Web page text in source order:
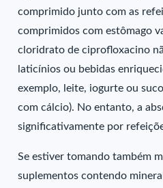
comprimido junto com as
comprimidos com estômago
cloridrato de ciprofloxacino
laticínios ou bebidas
exemplo, leite, iogurte ou
com cálcio). No entanto, a
significativamente por
Se estiver tomando também
suplementos contendo